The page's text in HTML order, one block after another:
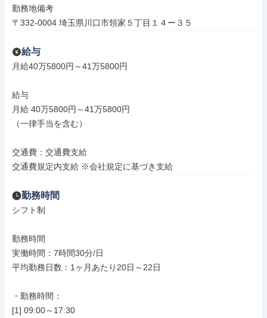
勤務地備考
〒332-0004 埼玉県川口市領家５丁目１４ー３５
給与
月給40万5800円～41万5800円
給与
月給 40万5800円～41万5800円
（一律手当を含む）
交通費：交通費支給
交通費規定内支給 ※会社規定に基づき支給
勤務時間
シフト制
勤務時間
実働時間：7時間30分/日
平均勤務日数：1ヶ月あたり20日～22日
・勤務時間：
[1] 09:00～17:30